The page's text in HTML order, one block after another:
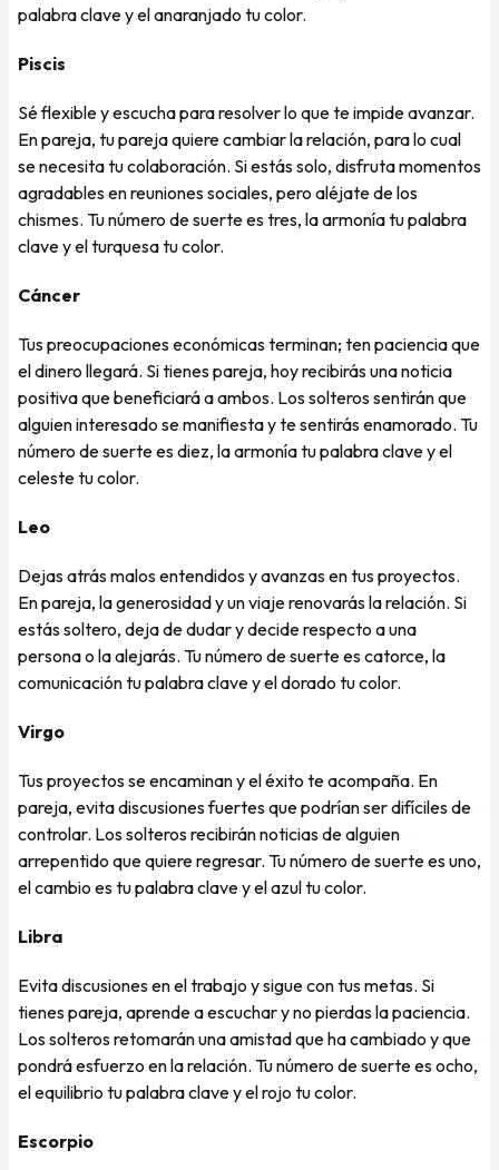
palabra clave y el anaranjado tu color.
Piscis
Sé flexible y escucha para resolver lo que te impide avanzar.
En pareja, tu pareja quiere cambiar la relación, para lo cual
se necesita tu colaboración. Si estás solo, disfruta momentos
agradables en reuniones sociales, pero aléjate de los
chismes. Tu número de suerte es tres, la armonía tu palabra
clave y el turquesa tu color.
Cáncer
Tus preocupaciones económicas terminan; ten paciencia que
el dinero llegará. Si tienes pareja, hoy recibirás una noticia
positiva que beneficiará a ambos. Los solteros sentirán que
alguien interesado se manifiesta y te sentirás enamorado. Tu
número de suerte es diez, la armonía tu palabra clave y el
celeste tu color.
Leo
Dejas atrás malos entendidos y avanzas en tus proyectos.
En pareja, la generosidad y un viaje renovarás la relación. Si
estás soltero, deja de dudar y decide respecto a una
persona o la alejarás. Tu número de suerte es catorce, la
comunicación tu palabra clave y el dorado tu color.
Virgo
Tus proyectos se encaminan y el éxito te acompaña. En
pareja, evita discusiones fuertes que podrían ser difíciles de
controlar. Los solteros recibirán noticias de alguien
arrepentido que quiere regresar. Tu número de suerte es uno,
el cambio es tu palabra clave y el azul tu color.
Libra
Evita discusiones en el trabajo y sigue con tus metas. Si
tienes pareja, aprende a escuchar y no pierdas la paciencia.
Los solteros retomarán una amistad que ha cambiado y que
pondrá esfuerzo en la relación. Tu número de suerte es ocho,
el equilibrio tu palabra clave y el rojo tu color.
Escorpio